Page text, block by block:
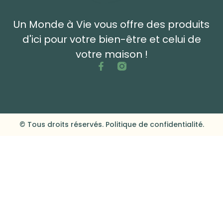
Un Monde à Vie vous offre des produits
d'ici pour votre bien-être et celui de
votre maison !
© Tous droits réservés. Politique de confidentialité.